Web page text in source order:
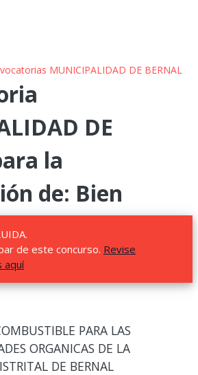
MUNICIPALIDAD DE BERNAL
DE
la
de: Bien
de este concurso. Revise
aquí
PARA LAS
ORGANICAS DE LA
DE BERNAL